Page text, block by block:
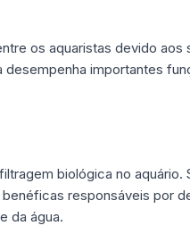
os aquaristas devido
desempenha importantes
biológica no aquário.
responsáveis por
da água.